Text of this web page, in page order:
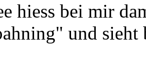
hiess bei mir
und sieht